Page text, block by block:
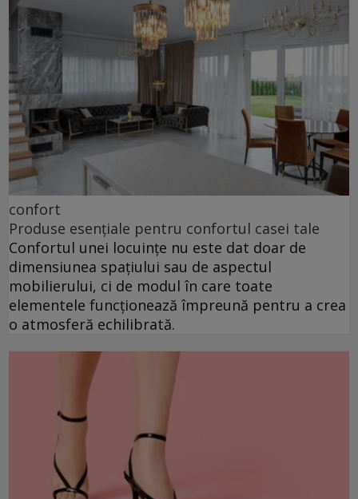
confort
Produse esențiale pentru confortul casei tale
Confortul unei locuințe nu este dat doar de
dimensiunea spațiului sau de aspectul
mobilierului, ci de modul în care toate
elementele funcționează împreună pentru a crea
o atmosferă echilibrată.